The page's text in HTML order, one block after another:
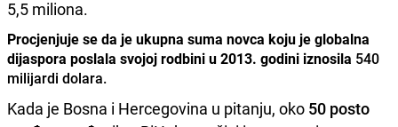
5,5 miliona.
Procjenjuje se da je ukupna suma novca koju je globalna
dijaspora poslala svojoj rodbini u 2013. godini iznosila 540
milijardi dolara.
Kada je Bosna i Hercegovina u pitanju, oko 50 posto